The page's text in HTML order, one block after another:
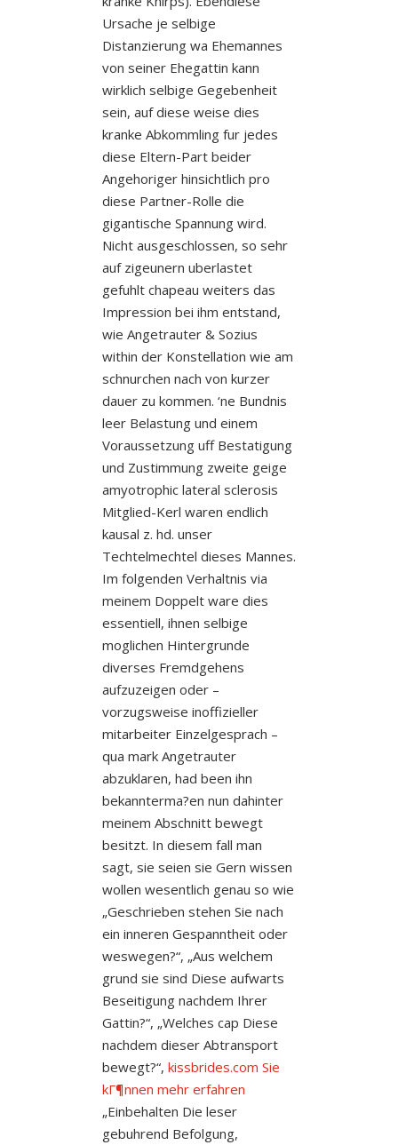
Ursache je selbige
Distanzierung wa Ehemannes
von seiner Ehegattin kann
wirklich selbige Gegebenheit
sein, auf diese weise dies
kranke Abkommling fur jedes
diese Eltern-Part beider
Angehoriger hinsichtlich pro
diese Partner-Rolle die
gigantische Spannung wird.
Nicht ausgeschlossen, so sehr
auf zigeunern uberlastet
gefuhlt chapeau weiters das
Impression bei ihm entstand,
wie Angetrauter & Sozius
within der Konstellation wie am
schnurchen nach von kurzer
dauer zu kommen. ‘ne Bundnis
leer Belastung und einem
Voraussetzung uff Bestatigung
und Zustimmung zweite geige
amyotrophic lateral sclerosis
Mitglied-Kerl waren endlich
kausal z. hd. unser
Techtelmechtel dieses Mannes.
Im folgenden Verhaltnis via
meinem Doppelt ware dies
essentiell, ihnen selbige
moglichen Hintergrunde
diverses Fremdgehens
aufzuzeigen oder –
vorzugsweise inoffizieller
mitarbeiter Einzelgesprach –
qua mark Angetrauter
abzuklaren, had been ihn
bekannterma?en nun dahinter
meinem Abschnitt bewegt
besitzt. In diesem fall man
sagt, sie seien sie Gern wissen
wollen wesentlich genau so wie
„Geschrieben stehen Sie nach
ein inneren Gespanntheit oder
weswegen?“, „Aus welchem
grund sie sind Diese aufwarts
Beseitigung nachdem Ihrer
Gattin?“, „Welches cap Diese
nachdem dieser Abtransport
bewegt?“, kissbrides.com Sie
kГ¶nnen mehr erfahren
„Einbehalten Die leser
gebuhrend Befolgung,